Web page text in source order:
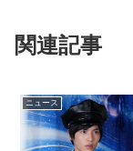
関連記事
ニュース